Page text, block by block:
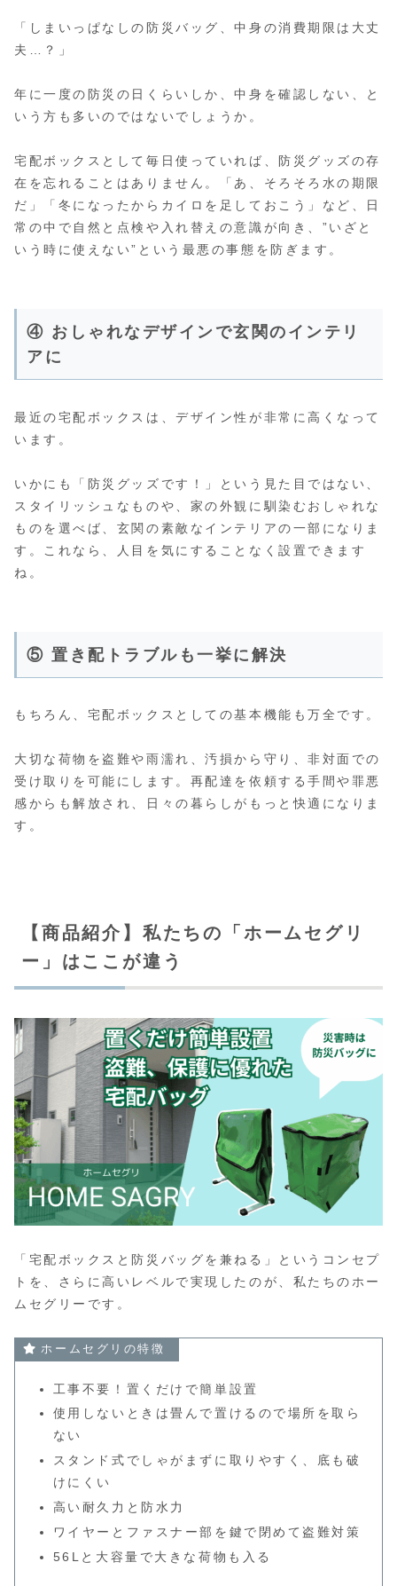
「しまいっぱなしの防災バッグ、中身の消費期限は大丈
夫…？」
年に一度の防災の日くらいしか、中身を確認しない、と
いう方も多いのではないでしょうか。
宅配ボックスとして毎日使っていれば、防災グッズの存
在を忘れることはありません。「あ、そろそろ水の期限
だ」「冬になったからカイロを足しておこう」など、日
常の中で自然と点検や入れ替えの意識が向き、”いざと
いう時に使えない”という最悪の事態を防ぎます。
④ おしゃれなデザインで玄関のインテリ
アに
最近の宅配ボックスは、デザイン性が非常に高くなって
います。
いかにも「防災グッズです！」という見た目ではない、
スタイリッシュなものや、家の外観に馴染むおしゃれな
ものを選べば、玄関の素敵なインテリアの一部になりま
す。これなら、人目を気にすることなく設置できます
ね。
⑤ 置き配トラブルも一挙に解決
もちろん、宅配ボックスとしての基本機能も万全です。
大切な荷物を盗難や雨濡れ、汚損から守り、非対面での
受け取りを可能にします。再配達を依頼する手間や罪悪
感からも解放され、日々の暮らしがもっと快適になりま
す。
【商品紹介】私たちの「ホームセグリ
ー」はここが違う
「宅配ボックスと防災バッグを兼ねる」というコンセプ
トを、さらに高いレベルで実現したのが、私たちのホー
ムセグリーです。
ホームセグリの特徴
工事不要！置くだけで簡単設置
使用しないときは畳んで置けるので場所を取ら
ない
スタンド式でしゃがまずに取りやすく、底も破
けにくい
高い耐久力と防水力
ワイヤーとファスナー部を鍵で閉めて盗難対策
56Lと大容量で大きな荷物も入る